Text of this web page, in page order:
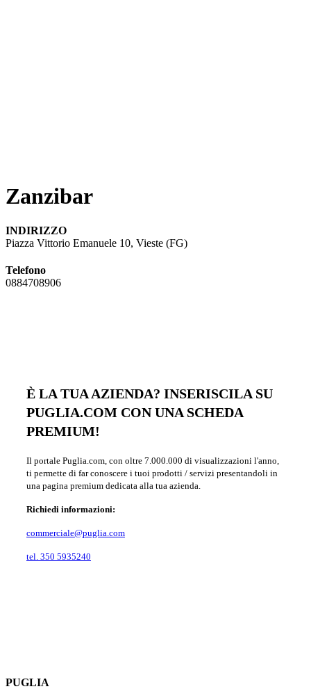
Zanzibar
INDIRIZZO
Piazza Vittorio Emanuele 10, Vieste (FG)
Telefono
0884708906
È LA TUA AZIENDA? INSERISCILA SU
PUGLIA.COM CON UNA SCHEDA
PREMIUM!
Il portale Puglia.com, con oltre 7.000.000 di visualizzazioni l'anno,
ti permette di far conoscere i tuoi prodotti / servizi presentandoli in
una pagina premium dedicata alla tua azienda.
Richiedi informazioni:
commerciale@puglia.com
tel. 350 5935240
PUGLIA